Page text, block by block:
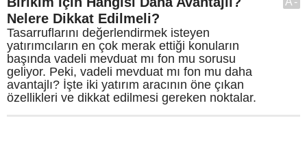
Nelere Dikkat Edilmeli?
Tasarruflarını değerlendirmek isteyen
yatırımcıların en çok merak ettiği konuların
başında vadeli mevduat mı fon mu sorusu
geliyor. Peki, vadeli mevduat mı fon mu daha
avantajlı? İşte iki yatırım aracının öne çıkan
özellikleri ve dikkat edilmesi gereken noktalar.